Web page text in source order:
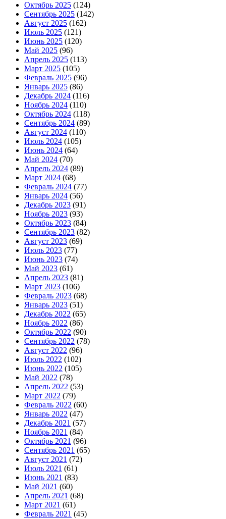
Октябрь 2025 (124)
Сентябрь 2025 (142)
Август 2025 (162)
Июль 2025 (121)
Июнь 2025 (120)
Май 2025 (96)
Апрель 2025 (113)
Март 2025 (105)
Февраль 2025 (96)
Январь 2025 (86)
Декабрь 2024 (116)
Ноябрь 2024 (110)
Октябрь 2024 (118)
Сентябрь 2024 (89)
Август 2024 (110)
Июль 2024 (105)
Июнь 2024 (64)
Май 2024 (70)
Апрель 2024 (89)
Март 2024 (68)
Февраль 2024 (77)
Январь 2024 (56)
Декабрь 2023 (91)
Ноябрь 2023 (93)
Октябрь 2023 (84)
Сентябрь 2023 (82)
Август 2023 (69)
Июль 2023 (77)
Июнь 2023 (74)
Май 2023 (61)
Апрель 2023 (81)
Март 2023 (106)
Февраль 2023 (68)
Январь 2023 (51)
Декабрь 2022 (65)
Ноябрь 2022 (86)
Октябрь 2022 (90)
Сентябрь 2022 (78)
Август 2022 (96)
Июль 2022 (102)
Июнь 2022 (105)
Май 2022 (78)
Апрель 2022 (53)
Март 2022 (79)
Февраль 2022 (60)
Январь 2022 (47)
Декабрь 2021 (57)
Ноябрь 2021 (84)
Октябрь 2021 (96)
Сентябрь 2021 (65)
Август 2021 (72)
Июль 2021 (61)
Июнь 2021 (83)
Май 2021 (60)
Апрель 2021 (68)
Март 2021 (61)
Февраль 2021 (45)